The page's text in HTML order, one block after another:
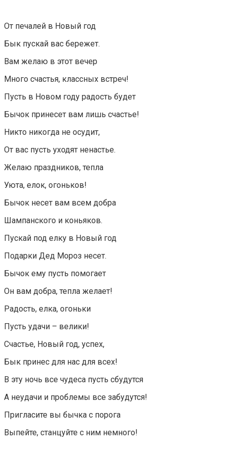
От печалей в Новый год
Бык пускай вас бережет.
Вам желаю в этот вечер
Много счастья, классных встреч!
Пусть в Новом году радость будет
Бычок принесет вам лишь счастье!
Никто никогда не осудит,
От вас пусть уходят ненастье.
Желаю праздников, тепла
Уюта, елок, огоньков!
Бычок несет вам всем добра
Шампанского и коньяков.
Пускай под елку в Новый год
Подарки Дед Мороз несет.
Бычок ему пусть помогает
Он вам добра, тепла желает!
Радость, елка, огоньки
Пусть удачи – велики!
Счастье, Новый год, успех,
Бык принес для нас для всех!
В эту ночь все чудеса пусть сбудутся
А неудачи и проблемы все забудутся!
Пригласите вы бычка с порога
Выпейте, станцуйте с ним немного!